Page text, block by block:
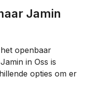
openbaar
in Oss is
opties om er